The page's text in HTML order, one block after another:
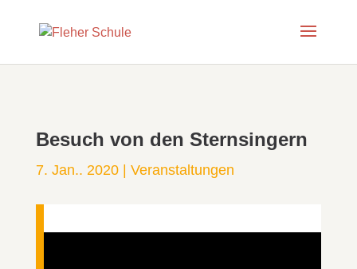
Besuch von den Sternsingern
7. Jan.. 2020| Veranstaltungen